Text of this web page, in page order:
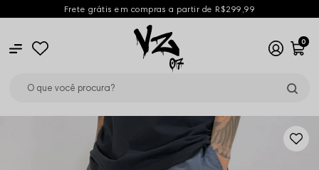
Frete grátis em compras a partir de R$299,99
0